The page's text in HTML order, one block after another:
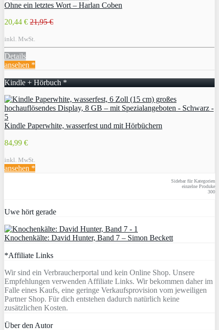
Ohne ein letztes Wort – Harlan Coben
20,44 € 21,95 €
inkl. MwSt.
Details
ansehen *
Kindle + Hörbuch *
Kindle Paperwhite, wasserfest und mit Hörbüchern
84,99 €
inkl. MwSt.
ansehen *
Sidebar für Kategorien
einzelne Produke
300
Uwe hört gerade
Knochenkälte: David Hunter, Band 7 – Simon Beckett
*Affiliate Links
Wir sind ein Verbraucherportal und kein Online Shop. Unsere
Empfehlungen verwenden Affiliate Links. Wir bekommen daher im
Falle eines Kaufs, eine geringe Verkaufsprovision vom jeweiligen
Partner Shop. Für dich entstehen dadurch natürlich keine
zusätzlichen Kosten.
Über den Autor